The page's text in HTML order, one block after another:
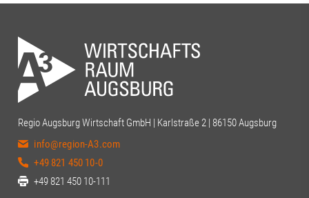
Regio Augsburg Wirtschaft GmbH | Karlstraße 2 | 86150 Augsburg
info@region-A3.com
+49 821 450 10-0
+49 821 450 10-111